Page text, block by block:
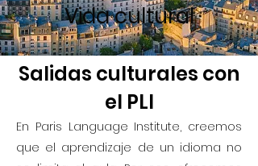
Vida cultural
Salidas culturales con
el PLI
En Paris Language Institute, creemos
que el aprendizaje de un idioma no